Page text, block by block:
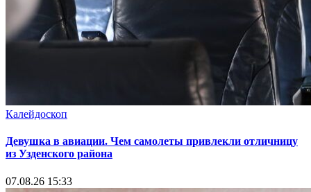
Калейдоскоп
Девушка в авиации. Чем самолеты привлекли отличницу
из Узденского района
07.08.26 15:33